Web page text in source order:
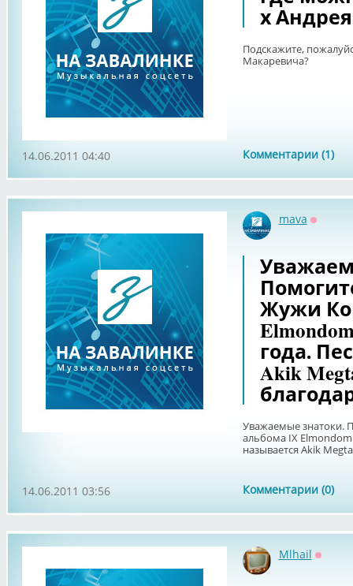
х
Подскажите,
Макаревича?
Комментарии (1)
14.06.2011 04:40
mava
Жужи
года.
Akik
Уважаемые знатоки.
альбома IX
называется Akik
Комментарии (0)
14.06.2011 03:56
Mlhail